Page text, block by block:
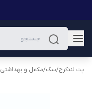
پت لندکرج/سگ/مکمل و بهداشتی